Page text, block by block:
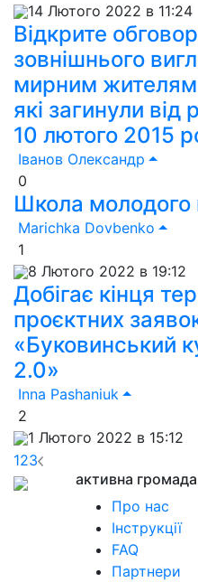
14 Лютого 2022 в 11:24
Відкрите
зовнішнього
мирним
які загинули від
10 лютого 2015
Іванов Олександр
0
Школа молодого
Marichka Dovbenko
1
8 Лютого 2022 в 19:12
Добігає кінця
проєктних
«Буковинський
2.0»
Inna Pashaniuk
2
1 Лютого 2022 в 15:12
123
активна громада
Про нас
Інструкції
FAQ
Партнери